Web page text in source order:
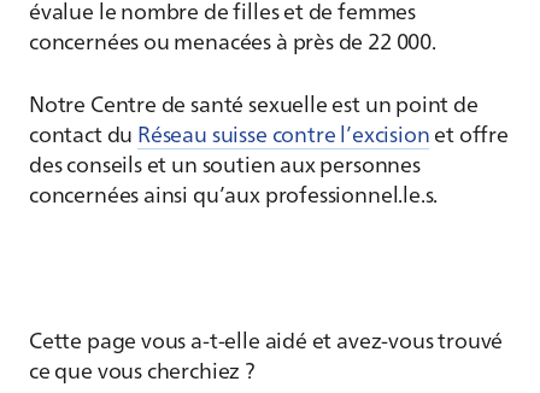
évalue le nombre de filles et de femmes
concernées ou menacées à près de 22 000.
Notre Centre de santé sexuelle est un point de
contact du Réseau suisse contre l’excision et offre
des conseils et un soutien aux personnes
concernées ainsi qu’aux professionnel.le.s.
Cette page vous a-t-elle aidé et avez-vous trouvé
ce que vous cherchiez ?